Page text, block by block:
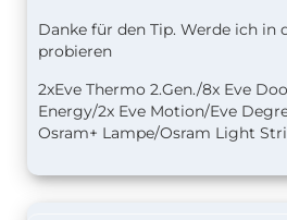
Danke für den Tip. Werde ich in
probieren
2xEve Thermo 2.Gen./8x Eve
Energy/2x Eve Motion/Eve
Osram+ Lampe/Osram Light